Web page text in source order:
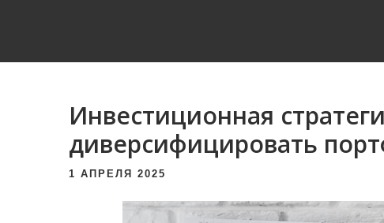
Инвестиционная
диверсифицировать
1 АПРЕЛЯ 2025